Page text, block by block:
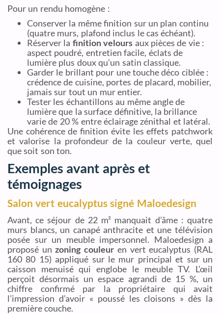
Pour un rendu homogène :
Conserver la même finition sur un plan continu
(quatre murs, plafond inclus le cas échéant).
Réserver la finition velours aux pièces de vie :
aspect poudré, entretien facile, éclats de
lumière plus doux qu’un satin classique.
Garder le brillant pour une touche déco ciblée :
crédence de cuisine, portes de placard, mobilier,
jamais sur tout un mur entier.
Tester les échantillons au même angle de
lumière que la surface définitive, la brillance
varie de 20 % entre éclairage zénithal et latéral.
Une cohérence de finition évite les effets patchwork
et valorise la profondeur de la couleur verte, quel
que soit son ton.
Exemples avant après et
témoignages
Salon vert eucalyptus signé Maloedesign
Avant, ce séjour de 22 m² manquait d’âme : quatre
murs blancs, un canapé anthracite et une télévision
posée sur un meuble impersonnel. Maloedesign a
proposé unzoning couleur en vert eucalyptus (RAL
160 80 15) appliqué sur le mur principal et sur un
caisson menuisé qui englobe le meuble TV. L’œil
perçoit désormais un espace agrandi de 15 %, un
chiffre confirmé par la propriétaire qui avait
l’impression d’avoir « poussé les cloisons » dès la
première couche.